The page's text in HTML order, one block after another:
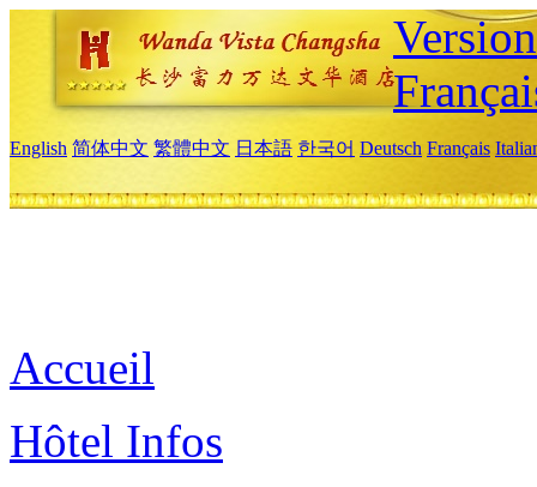
English 简体中文 繁體中文 日本語 한국어 Deutsch Français
Accueil
Hôtel Infos